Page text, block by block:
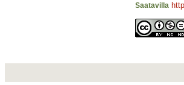
Saatavilla